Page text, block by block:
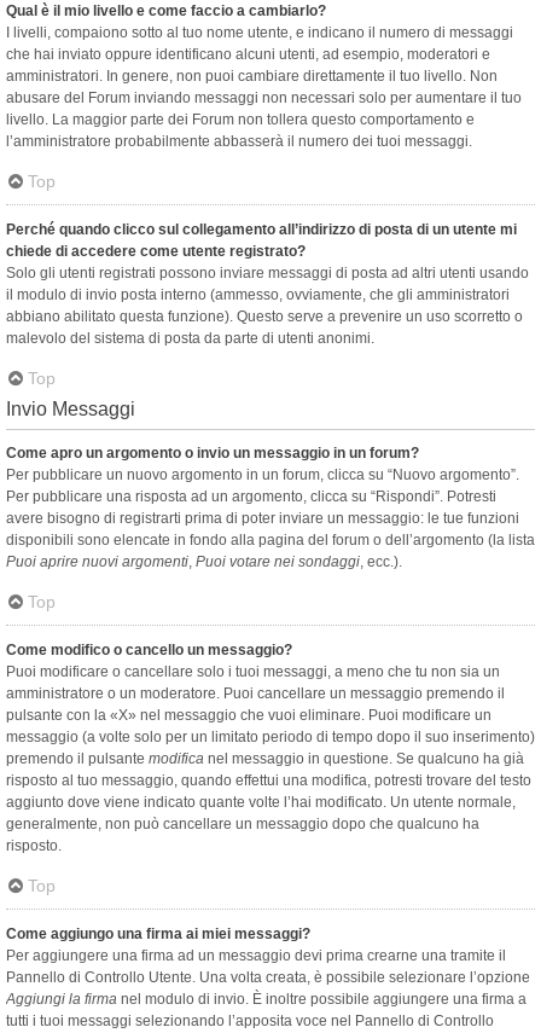
Qual è il mio livello e come faccio a cambiarlo?
I livelli, compaiono sotto al tuo nome utente, e indicano il numero di messaggi
che hai inviato oppure identificano alcuni utenti, ad esempio, moderatori e
amministratori. In genere, non puoi cambiare direttamente il tuo livello. Non
abusare del Forum inviando messaggi non necessari solo per aumentare il tuo
livello. La maggior parte dei Forum non tollera questo comportamento e
l’amministratore probabilmente abbasserà il numero dei tuoi messaggi.
Top
Perché quando clicco sul collegamento all’indirizzo di posta di un utente mi
chiede di accedere come utente registrato?
Solo gli utenti registrati possono inviare messaggi di posta ad altri utenti usando
il modulo di invio posta interno (ammesso, ovviamente, che gli amministratori
abbiano abilitato questa funzione). Questo serve a prevenire un uso scorretto o
malevolo del sistema di posta da parte di utenti anonimi.
Top
Invio Messaggi
Come apro un argomento o invio un messaggio in un forum?
Per pubblicare un nuovo argomento in un forum, clicca su “Nuovo argomento”.
Per pubblicare una risposta ad un argomento, clicca su “Rispondi”. Potresti
avere bisogno di registrarti prima di poter inviare un messaggio: le tue funzioni
disponibili sono elencate in fondo alla pagina del forum o dell’argomento (la lista
Puoi aprire nuovi argomenti, Puoi votare nei sondaggi, ecc.).
Top
Come modifico o cancello un messaggio?
Puoi modificare o cancellare solo i tuoi messaggi, a meno che tu non sia un
amministratore o un moderatore. Puoi cancellare un messaggio premendo il
pulsante con la «X» nel messaggio che vuoi eliminare. Puoi modificare un
messaggio (a volte solo per un limitato periodo di tempo dopo il suo inserimento)
premendo il pulsante modifica nel messaggio in questione. Se qualcuno ha già
risposto al tuo messaggio, quando effettui una modifica, potresti trovare del testo
aggiunto dove viene indicato quante volte l’hai modificato. Un utente normale,
generalmente, non può cancellare un messaggio dopo che qualcuno ha
risposto.
Top
Come aggiungo una firma ai miei messaggi?
Per aggiungere una firma ad un messaggio devi prima crearne una tramite il
Pannello di Controllo Utente. Una volta creata, è possibile selezionare l’opzione
Aggiungi la firma nel modulo di invio. È inoltre possibile aggiungere una firma a
tutti i tuoi messaggi selezionando l’apposita voce nel Pannello di Controllo